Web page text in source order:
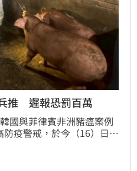
推 遲報恐罰百萬
國與菲律賓非洲豬瘟案例
疫警戒，於今（16）日舉
境，其中更納入「類口蹄